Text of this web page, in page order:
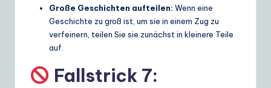
Große Geschichten aufteilen: Wenn eine
Geschichte zu groß ist, um sie in einem Zug zu
verfeinern, teilen Sie sie zunächst in kleinere Teile
auf.
Fallstrick 7: